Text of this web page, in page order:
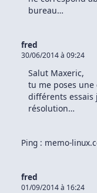
bureau…
fred
30/06/2014 à 09:24
Salut Maxeric,
tu me poses
différents essais
résolution…
Ping : memo-
fred
01/09/2014 à 16:24